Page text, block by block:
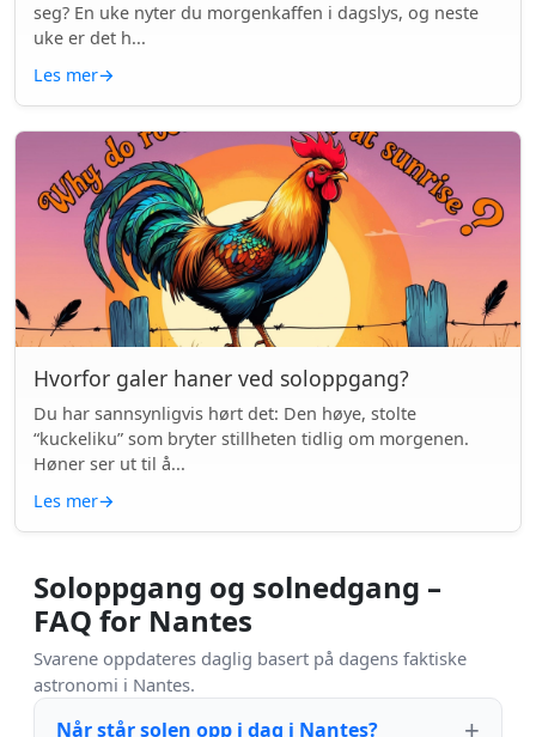
seg? En uke nyter du morgenkaffen i dagslys, og neste
uke er det h...
Les mer→
Hvorfor galer haner ved soloppgang?
Du har sannsynligvis hørt det: Den høye, stolte
“kuckeliku” som bryter stillheten tidlig om morgenen.
Høner ser ut til å...
Les mer→
Soloppgang og solnedgang –
FAQ for Nantes
Svarene oppdateres daglig basert på dagens faktiske
astronomi i Nantes.
Når står solen opp i dag i Nantes?